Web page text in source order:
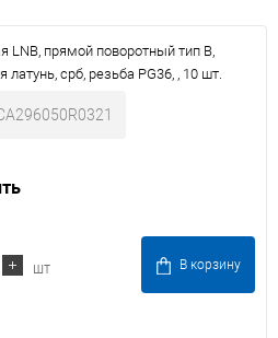
LNB, прямой поворотный тип В,
латунь, срб, резьба PG36, , 10 шт.
шт В корзину